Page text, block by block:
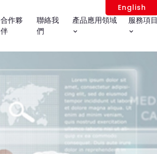
合作夥
伴
聯絡我
們
產品應用領域 服務項目
English